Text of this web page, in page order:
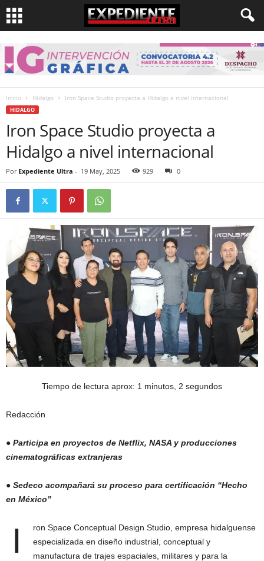
Inicio Hidalgo Iron Space Studio proyecta a Hidalgo a nivel internacional
HIDALGO
Iron Space Studio proyecta a
Hidalgo a nivel internacional
Por Expediente Ultra - 19 May, 2025 929 0
Tiempo de lectura aprox: 1 minutos, 2 segundos
Redacción
● Participa en proyectos de Netflix, NASA y producciones
cinematográficas extranjeras
● Sedeco acompañará su proceso para certificación “Hecho
en México”
I
ron Space Conceptual Design Studio, empresa hidalguense
especializada en diseño industrial, conceptual y
manufactura de trajes espaciales, militares y para la